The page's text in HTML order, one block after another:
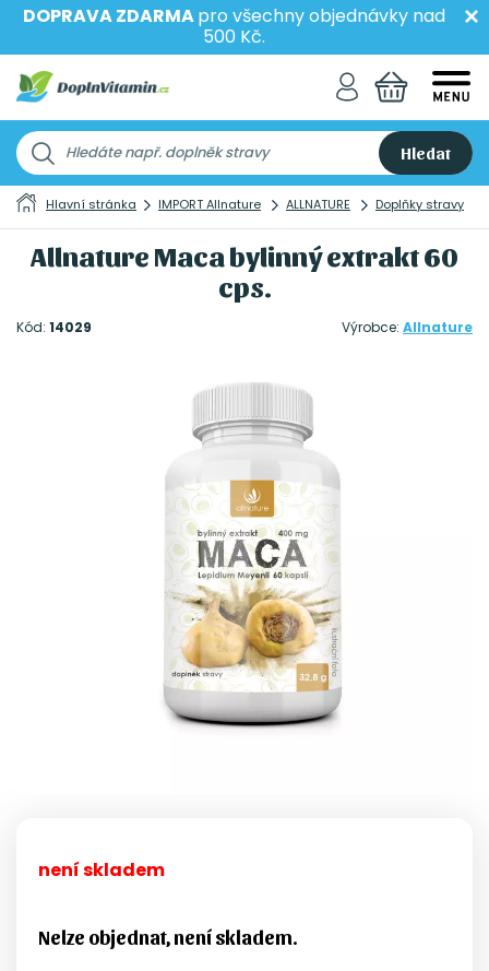
DOPRAVA ZDARMApro všechny objednávky nad
500 Kč.
Hledat
Hlavní stránka IMPORT Allnature ALLNATURE Doplňky stravy
Allnature Maca bylinný extrakt 60
cps.
Kód: 14029 Výrobce: Allnature
není skladem
Nelze objednat, není skladem.